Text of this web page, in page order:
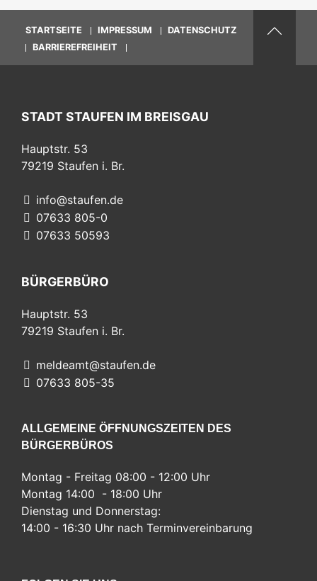
STARTSEITE IMPRESSUM
DATENSCHUTZ
BARRIEREFREIHEIT
STADT STAUFEN IM BREISGAU
Hauptstr. 53
79219 Staufen i. Br.
info@staufen.de
07633 805-0
07633 50593
BÜRGERBÜRO
Hauptstr. 53
79219 Staufen i. Br.
meldeamt@staufen.de
07633 805-35
ALLGEMEINE ÖFFNUNGSZEITEN DES
BÜRGERBÜROS
Montag - Freitag 08:00 - 12:00 Uhr
Montag 14:00 - 18:00 Uhr
Dienstag und Donnerstag:
14:00 - 16:30 Uhr nach Terminvereinbarung